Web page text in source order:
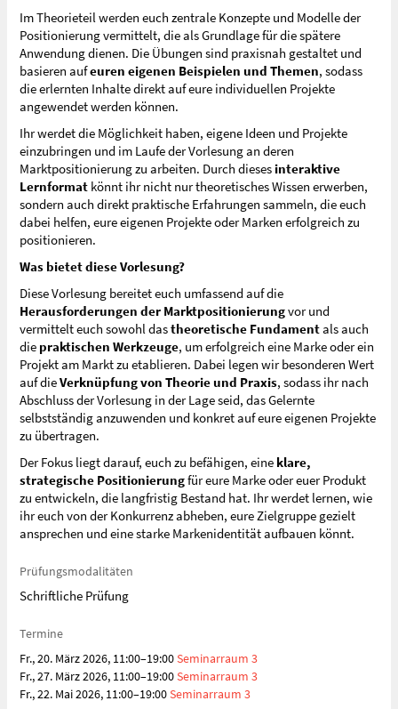
Im Theorieteil werden euch zentrale Konzepte und Modelle der
Positionierung vermittelt, die als Grundlage für die spätere
Anwendung dienen. Die Übungen sind praxisnah gestaltet und
basieren aufeuren eigenen Beispielen und Themen, sodass
die erlernten Inhalte direkt auf eure individuellen Projekte
angewendet werden können.
Ihr werdet die Möglichkeit haben, eigene Ideen und Projekte
einzubringen und im Laufe der Vorlesung an deren
Marktpositionierung zu arbeiten. Durch diesesinteraktive
Lernformat könnt ihr nicht nur theoretisches Wissen erwerben,
sondern auch direkt praktische Erfahrungen sammeln, die euch
dabei helfen, eure eigenen Projekte oder Marken erfolgreich zu
positionieren.
Was bietet diese Vorlesung?
Diese Vorlesung bereitet euch umfassend auf die
Herausforderungen der Marktpositionierungvor und
vermittelt euch sowohl dastheoretische Fundamentals auch
die praktischen Werkzeuge, um erfolgreich eine Marke oder ein
Projekt am Markt zu etablieren. Dabei legen wir besonderen Wert
auf dieVerknüpfung von Theorie und Praxis, sodass ihr nach
Abschluss der Vorlesung in der Lage seid, das Gelernte
selbstständig anzuwenden und konkret auf eure eigenen Projekte
zu übertragen.
Der Fokus liegt darauf, euch zu befähigen, eine klare,
strategische Positionierungfür eure Marke oder euer Produkt
zu entwickeln, die langfristig Bestand hat. Ihr werdet lernen, wie
ihr euch von der Konkurrenz abheben, eure Zielgruppe gezielt
ansprechen und eine starke Markenidentität aufbauen könnt.
Prüfungsmodalitäten
Schriftliche Prüfung
Termine
Fr., 20. März 2026, 11:00–19:00Seminarraum 3
Fr., 27. März 2026, 11:00–19:00Seminarraum 3
Fr., 22. Mai 2026, 11:00–19:00Seminarraum 3